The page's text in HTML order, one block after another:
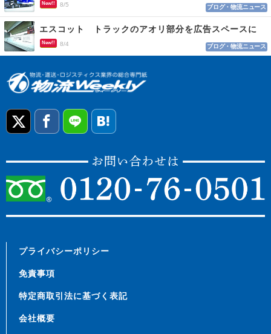
New!! 8/5 ブログ・物流ニュース
エスコット トラックのアオリ部分を広告スペースに
New!! 8/4 ブログ・物流ニュース
プライバシーポリシー
免責事項
特定商取引法に基づく表記
会社概要